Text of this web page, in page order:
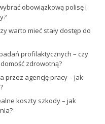
obowiązkową polisę i
warto mieć stały dostęp do
profilaktycznych – czy
zdrowotną?
przez agencję pracy – jak
koszty szkody – jak